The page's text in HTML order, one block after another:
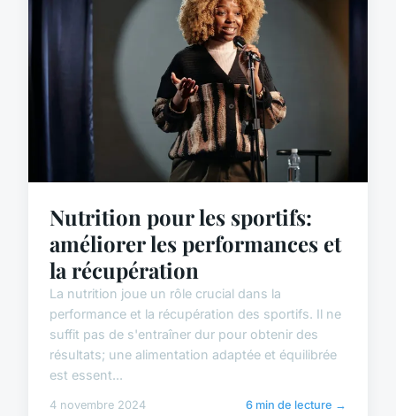
Nutrition pour les sportifs:
améliorer les performances et
la récupération
La nutrition joue un rôle crucial dans la
performance et la récupération des sportifs. Il ne
suffit pas de s'entraîner dur pour obtenir des
résultats; une alimentation adaptée et équilibrée
est essent...
4 novembre 2024 6 min de lecture →